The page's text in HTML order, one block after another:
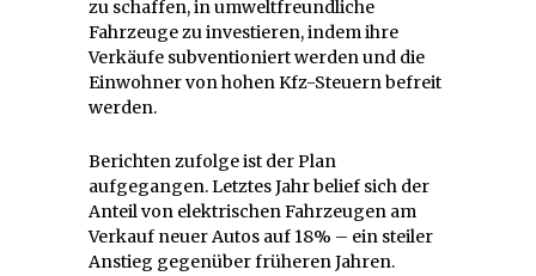
zu schaffen, in umweltfreundliche
Fahrzeuge zu investieren, indem ihre
Verkäufe subventioniert werden und die
Einwohner von hohen Kfz-Steuern befreit
werden.
Berichten zufolge ist der Plan
aufgegangen. Letztes Jahr belief sich der
Anteil von elektrischen Fahrzeugen am
Verkauf neuer Autos auf 18% – ein steiler
Anstieg gegenüber früheren Jahren.